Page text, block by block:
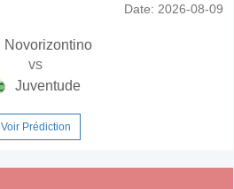
Date: 2026-08-09
Novorizontino
vs
Juventude
Voir Prédiction